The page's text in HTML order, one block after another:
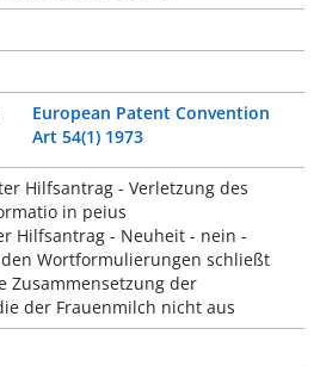
European Patent Convention
Art 54(1) 1973
Hilfsantrag - Verletzung des
in peius
Hilfsantrag - Neuheit - nein -
Wortformulierungen schließt
Zusammensetzung der
der Frauenmilch nicht aus